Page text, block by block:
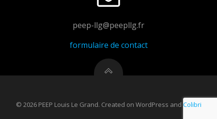
peep-llg@peepllg.fr
formulaire de contact
© 2026 PEEP Louis Le Grand. Created on WordPress and Colibri